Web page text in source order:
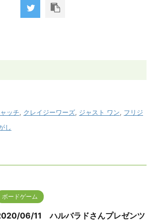
ッチ, クレイジーワーズ, ジャスト ワン, フリジ
し
ボードゲーム
06/11 ハルバラドさんプレゼンツ